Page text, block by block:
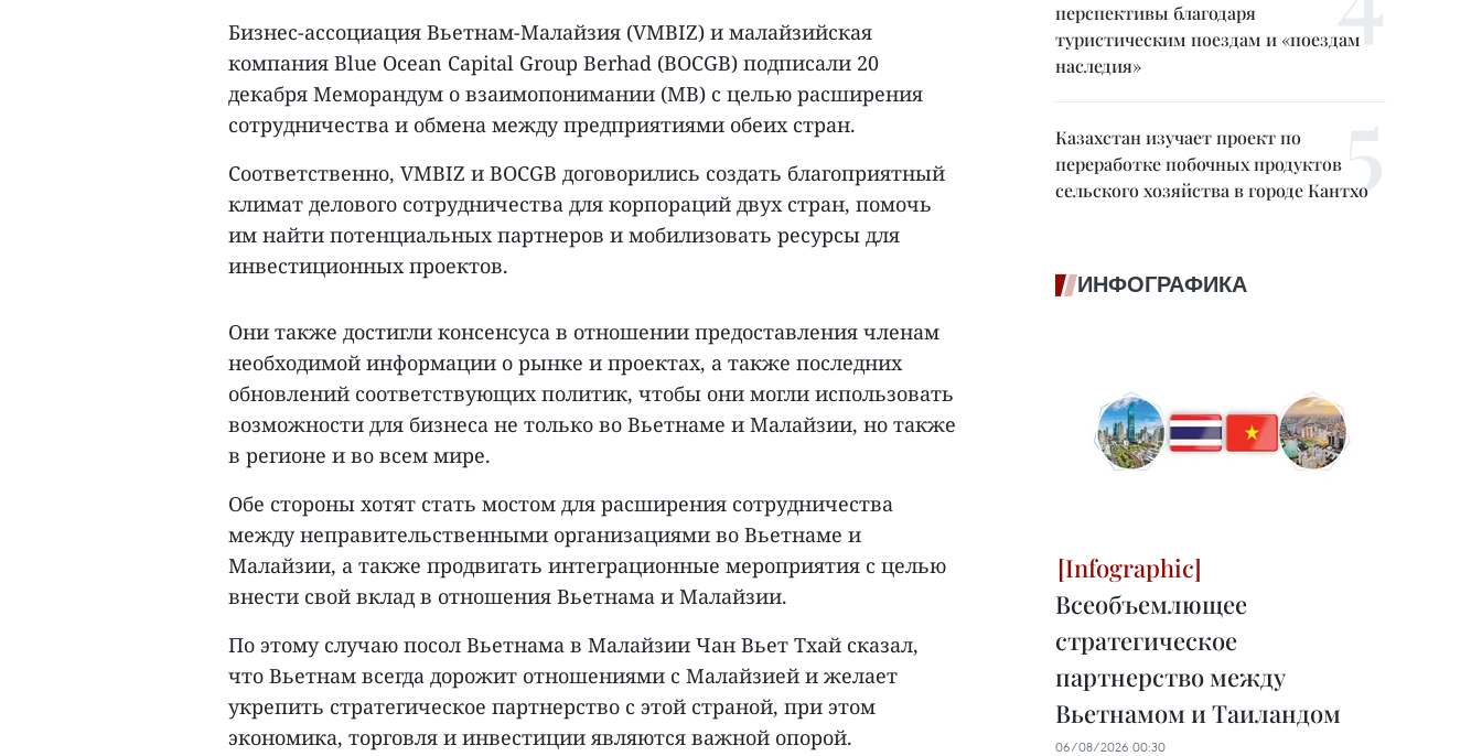
Бизнес-ассоциация Вьетнам-Малайзия (VMBIZ) и малайзийская
компания Blue Ocean Capital Group Berhad (BOCGB) подписали 20
декабря Меморандум о взаимопонимании (МВ) с целью расширения
сотрудничества и обмена между предприятиями обеих стран.
Соответственно, VMBIZ и BOCGB договорились создать благоприятный
климат делового сотрудничества для корпораций двух стран, помочь
им найти потенциальных партнеров и мобилизовать ресурсы для
инвестиционных проектов.
Они также достигли консенсуса в отношении предоставления членам
необходимой информации о рынке и проектах, а также последних
обновлений соответствующих политик, чтобы они могли использовать
возможности для бизнеса не только во Вьетнаме и Малайзии, но также
в регионе и во всем мире.
Обе стороны хотят стать мостом для расширения сотрудничества
между неправительственными организациями во Вьетнаме и
Малайзии, а также продвигать интеграционные мероприятия с целью
внести свой вклад в отношения Вьетнама и Малайзии.
По этому случаю посол Вьетнама в Малайзии Чан Вьет Тхай сказал,
что Вьетнам всегда дорожит отношениями с Малайзией и желает
укрепить стратегическое партнерство с этой страной, при этом
экономика, торговля и инвестиции являются важной опорой.
перспективы благодаря
туристическим поездам и «поездам
наследия»
Казахстан изучает проект по
переработке побочных продуктов
сельского хозяйства в городе Кантхо
ИНФОГРАФИКА
Всеобъемлющее
стратегическое
партнерство между
Вьетнамом и Таиландом
06/08/2026 00:30